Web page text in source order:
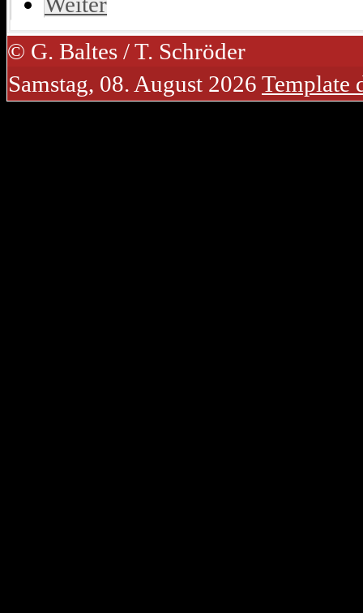
© G. Baltes / T. Schröder
Samstag, 08. August 2026 Template